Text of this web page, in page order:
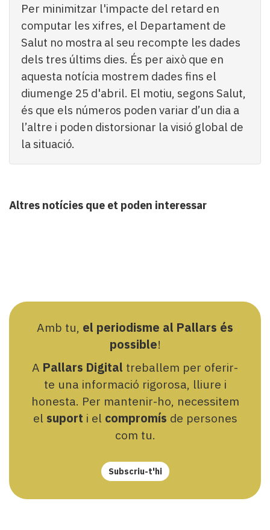
Per minimitzar l'impacte del retard en
computar les xifres, el Departament de
Salut no mostra al seu recompte les dades
dels tres últims dies. És per això que en
aquesta notícia mostrem dades fins el
diumenge 25 d'abril. El motiu, segons Salut,
és que els números poden variar d’un dia a
l’altre i poden distorsionar la visió global de
la situació.
Altres notícies que et poden interessar
Amb tu, el periodisme al Pallars és
possible!
A Pallars Digital treballem per oferir-
te una informació rigorosa, lliure i
honesta. Per mantenir-ho, necessitem
el suport i el compromís de persones
com tu.
Subscriu-t'hi